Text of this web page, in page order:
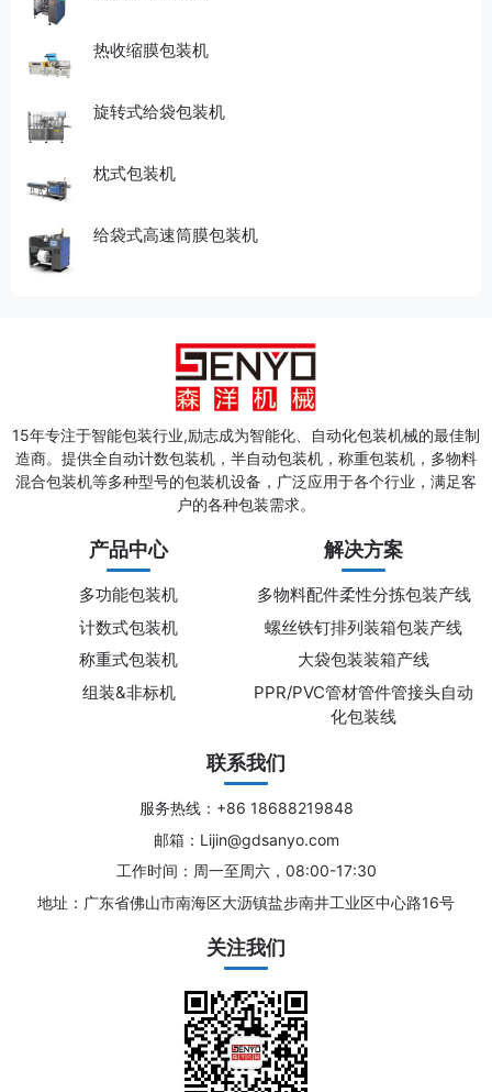
热收缩膜包装机
旋转式给袋包装机
枕式包装机
给袋式高速筒膜包装机
15年专注于智能包装行业,励志成为智能化、自动化包装机械的最佳制
造商。提供全自动计数包装机，半自动包装机，称重包装机，多物料
混合包装机等多种型号的包装机设备，广泛应用于各个行业，满足客
户的各种包装需求。
产品中心
多功能包装机
计数式包装机
称重式包装机
组装&非标机
解决方案
多物料配件柔性分拣包装产线
螺丝铁钉排列装箱包装产线
大袋包装装箱产线
PPR/PVC管材管件管接头自动
化包装线
联系我们
服务热线：+86 18688219848
邮箱：Lijin@gdsanyo.com
工作时间：周一至周六，08:00-17:30
地址：广东省佛山市南海区大沥镇盐步南井工业区中心路16号
关注我们